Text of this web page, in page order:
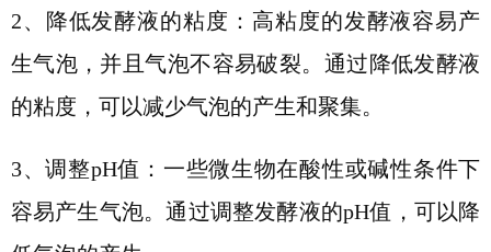
2、
降低发酵液的粘度：高粘度的发酵液容易产
生气泡，并且气泡不容易破裂。通过降低发酵液
的粘度，可以减少气泡的产生和聚集。
3、调整pH值：一些微生物在酸性或碱性条件下
容易产生气泡。通过调整发酵液的pH值，可以降